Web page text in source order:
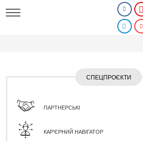
СПЕЦПРОЄКТИ
ПАРТНЕРСЬКІ
КАР'ЄРНИЙ НАВІГАТОР